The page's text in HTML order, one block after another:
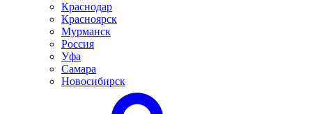
Краснодар
Красноярск
Мурманск
Россия
Уфа
Самара
Новосибирск